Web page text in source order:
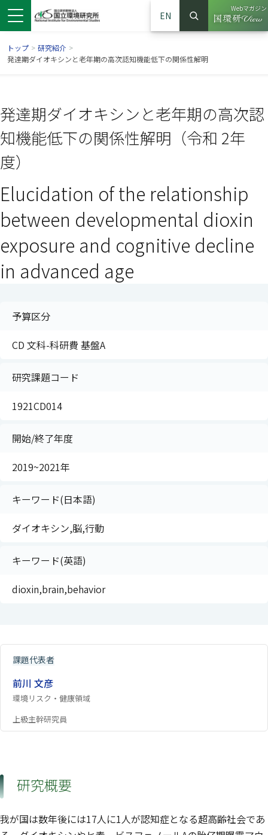
ウで開きます）
ンドウで開きます）
ウインドウで開きます）
EN
サイト内検索
検索
Webマガジン
（別ウイ
トップ > 研究紹介 >
発達期ダイオキシンと老年期の高次認知機能低下の関係性解明
発達期ダイオキシンと老年期の高次認
知機能低下の関係性解明（令和 2年
度）
Elucidation of the relationship
between developmental dioxin
exposure and cognitive decline
in advanced age
予算区分
CD 文科-科研費 基盤A
研究課題コード
1921CD014
開始/終了年度
2019~2021年
キーワード(日本語)
ダイオキシン,脳,行動
キーワード(英語)
dioxin,brain,behavior
課題代表者
前川 文彦
環境リスク・健康領域
上級主幹研究員
研究概要
我が国は数年後には17人に1人が認知症となる超高齢社会であ